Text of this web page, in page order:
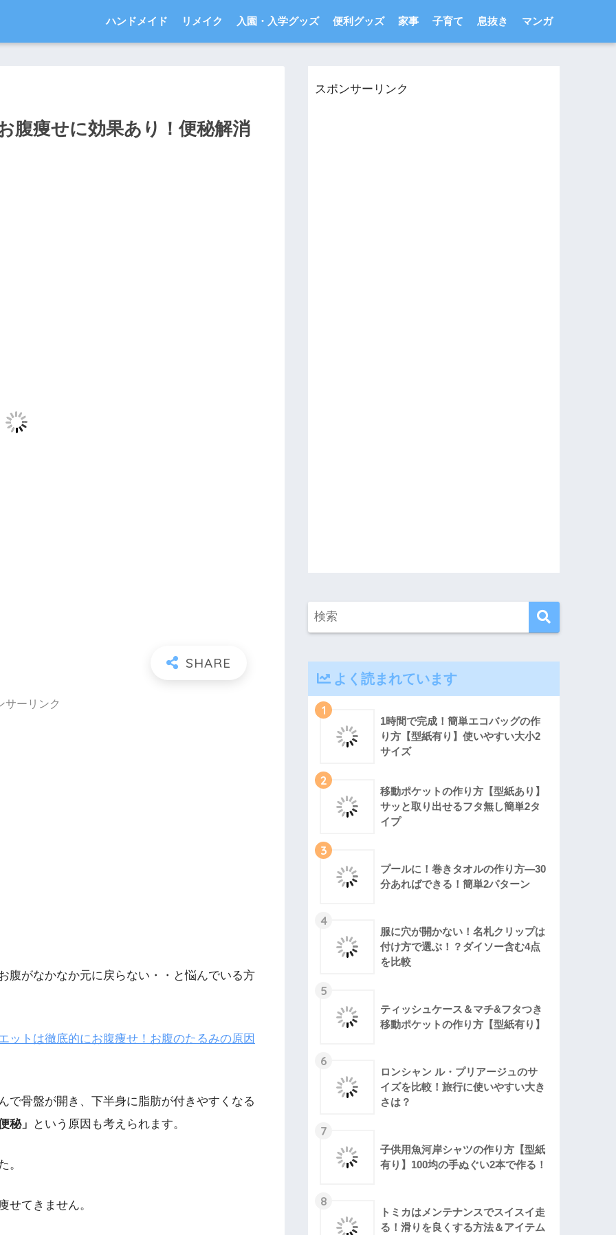
ハンドメイド リメイク 入園・入学グッズ 便利グッズ 家事 子育て 息抜き マンガ
腹痩せに効果あり！便秘解消
サーリンク
腹がなかなか元に戻らない・・と悩んでいる方
ットは徹底的にお腹痩せ！お腹のたるみの原因
で骨盤が開き、下半身に脂肪が付きやすくなる
秘」
という原因も考えられます。
。
せてきません。
スポンサーリンク
よく読まれています
1
1時間で完成！簡単エコバッグの作
り方【型紙有り】使いやすい大小2
サイズ
2
移動ポケットの作り方【型紙あり】
サッと取り出せるフタ無し簡単2タ
イプ
3
プールに！巻きタオルの作り方―30
分あればできる！簡単2パターン
4
服に穴が開かない！名札クリップは
付け方で選ぶ！？ダイソー含む4点
を比較
5
ティッシュケース＆マチ&フタつき
移動ポケットの作り方【型紙有り】
6
ロンシャン ル・プリアージュのサ
イズを比較！旅行に使いやすい大き
さは？
7
子供用魚河岸シャツの作り方【型紙
有り】100均の手ぬぐい2本で作る！
8
トミカはメンテナンスでスイスイ走
る！滑りを良くする方法＆アイテム